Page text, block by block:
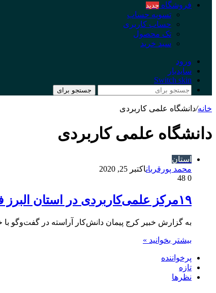
فروشگاه جدید
تسویه حساب
حساب کاربری
تک محصول
سبد خرید
ورود
سایدبار
Switch skin
جستجو برای
خانه/دانشگاه علمی کاربردی
دانشگاه علمی کاربردی
استان
محمد پورقرباناکتبر 25, 2020
0
۱۹مرکز علمی‌کاربردی در استان البرز فعال است/ اشتغال ۶۵درصد از دانشجویان
به گزارش خبیر کرج پیمان دانش‌کار آراسته در گفت‌وگو
بیشتر بخوانید »
پرخواننده
تازه
نظرها